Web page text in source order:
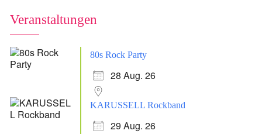
Veranstaltungen
80s Rock Party
28 Aug. 26
KARUSSELL Rockband
29 Aug. 26